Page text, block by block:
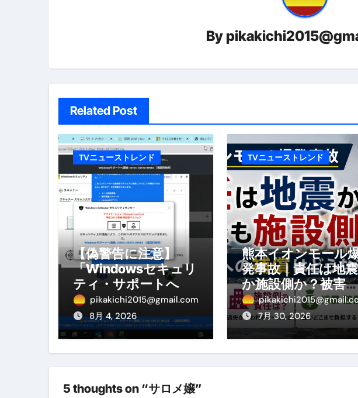
Q：借りた借金を返さなくていい場合ってありますか
【必見】もう営業電話は怖くない！初心者でも成果を
自己破産にまつわるよくある勘違い4選#Shorts
体脂肪が落ちる朝食3選 #ダイエット
No.102 9割が勘違い 自己破産の真実
アーモンドを毎日食べたらどうなるの？①【30秒で
【ひろゆき】借金1億円あります 返済か、自己破産か
セラピストのための！美容、健康、ダイエットにとて
弁護士解説【詐欺被害】警察に行っても返金されませ
5キロ痩せる簡単な方法
ムームードメイン 2月のおすすめドメイン特集- ビジ
FRONTIER スーパーセール2026 完全攻略ガイド 今こ
なくす不安と消える恐怖をゼロにする時代へ
英語が「聞こえる・分かる・話せる」に変わる30日間
ョ
By
Related Post
TVニューストレンド
【偽警告に注意】
「Windowsセキュリ
ティ・サポートへ連
絡」は詐欺！今すぐ
閉じる対処法
pikakichi2015@gmail.com
8月 4, 2026
TVニューストレンド
熊本イオンモール
発事故｜責任は地震
か施設側か？被害
への補償や損害賠
をわかりやすく解
7月 30, 2026
5 thoughts on “サロメ嬢”